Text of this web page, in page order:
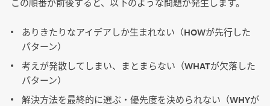
ありきたりなアイデアしか生まれない（HOWが先行した
パターン）
考えが発散してしまい、まとまらない（WHATが欠落した
パターン）
解決方法を最終的に選ぶ・優先度を決められない（WHYが